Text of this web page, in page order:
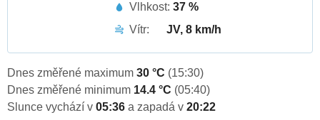
Vlhkost: 37 %
Vítr:
JV, 8 km/h
Dnes změřené maximum 30 °C (15:30)
Dnes změřené minimum 14.4 °C (05:40)
Slunce vychází v 05:36 a zapadá v 20:22